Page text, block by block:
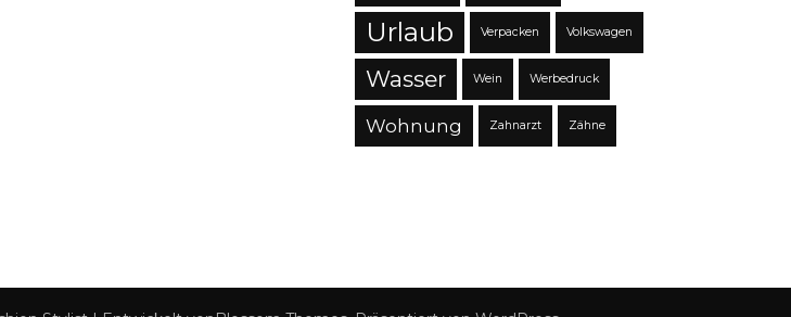
Urlaub Verpacken Volkswagen
Wasser Wein Werbedruck
Wohnung Zahnarzt Zähne